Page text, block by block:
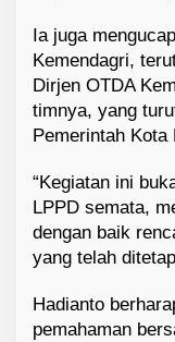
Ia juga
Kemendagri,
Dirjen OTDA
timnya, yang
Pemerintah Kota
“Kegiatan ini
LPPD semata,
dengan baik
yang telah
Hadianto
pemahaman